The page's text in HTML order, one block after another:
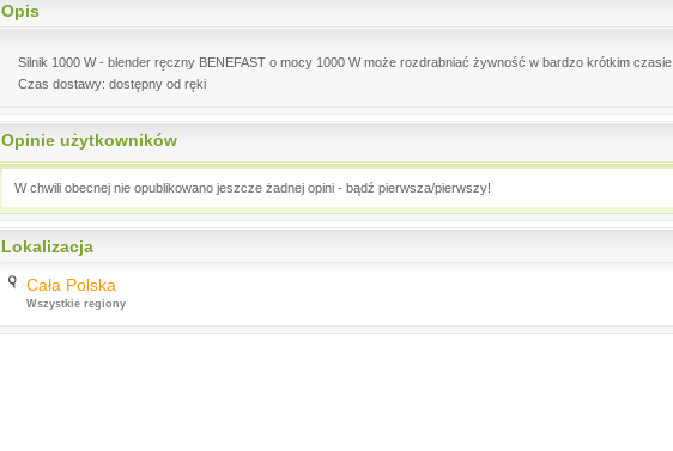
Opis
Silnik 1000 W - blender ręczny BENEFAST o mocy 1000 W może rozdrabniać żywność w bardzo krótkim czasie.
Czas dostawy: dostępny od ręki
Opinie użytkowników
W chwili obecnej nie opublikowano jeszcze żadnej opini - bądź pierwsza/pierwszy!
Lokalizacja
Cała Polska
Wszystkie regiony